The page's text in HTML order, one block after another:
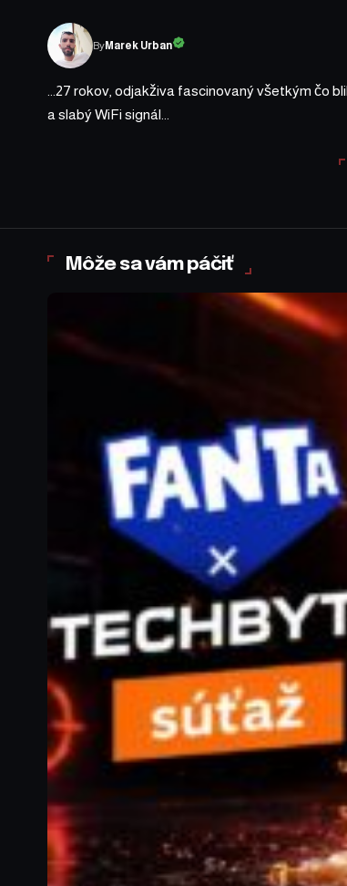
ByMarek Urban
...27 rokov, odjakživa fascinovaný všetkým čo
a slabý WiFi signál...
Môže sa vám páčiť